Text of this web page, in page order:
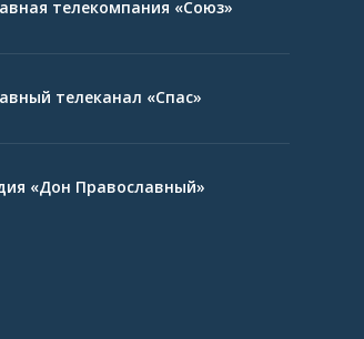
телекомпания «Союз»
телеканал «Спас»
«Дон Православный»